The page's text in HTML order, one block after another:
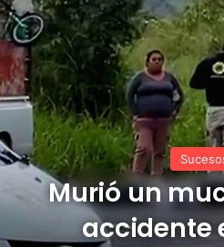
Murió un
accidente